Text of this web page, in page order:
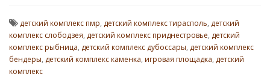
детский комплекс пмр, детский комплекс тирасполь, детский
комплекс слободзея, детский комплекс приднестровье, детский
комплекс рыбница, детский комплекс дубоссары, детский комплекс
бендеры, детский комплекс каменка, игровая площадка, детский
комплекс